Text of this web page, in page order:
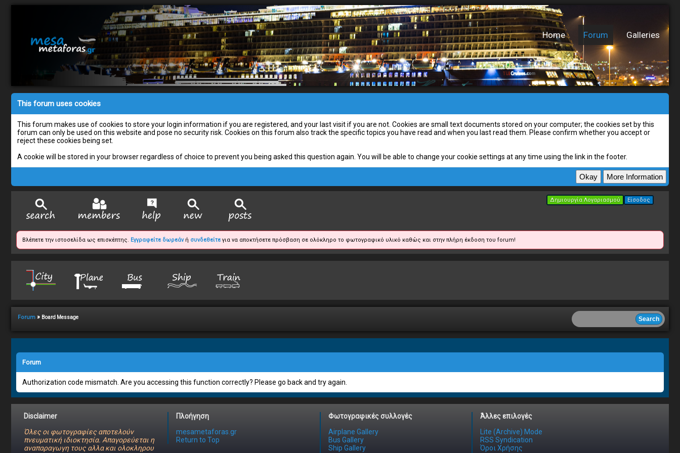
Home Forum Galleries
This forum uses cookies
This forum makes use of cookies to store your login information if you are registered, and your last visit if you are not. Cookies are small text documents stored on your computer; the cookies set by this
forum can only be used on this website and pose no security risk. Cookies on this forum also track the specific topics you have read and when you last read them. Please confirm whether you accept or
reject these cookies being set.
A cookie will be stored in your browser regardless of choice to prevent you being asked this question again. You will be able to change your cookie settings at any time using the link in the footer.
Δημιουργία Λογαριασμού Είσοδος
Βλέπετε την ιστοσελίδα ως επισκέπτης. Εγγραφείτε δωρεάνή συνδεθείτεγια να αποκτήσετε πρόσβαση σε ολόκληρο το φωτογραφικό υλικό καθώς και στην πλήρη έκδοση του forum!
Forum » Board Message
Forum
Authorization code mismatch. Are you accessing this function correctly? Please go back and try again.
Disclaimer
Όλες οι φωτογραφίες αποτελούν
πνευματική ιδιοκτησία. Απαγορεύεται η
αναπαραγωγη τους αλλα και ολοκληρου
Πλοήγηση
mesametaforas.gr
Return to Top
Φωτογραφικές συλλογές
Airplane Gallery
Bus Gallery
Ship Gallery
Άλλες επιλογές
Lite (Archive) Mode
RSS Syndication
Όροι Χρήσης